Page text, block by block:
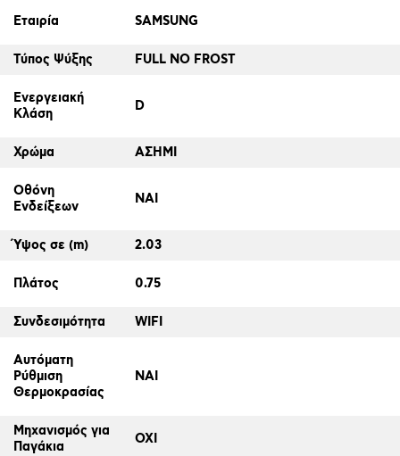
Εταιρία SAMSUNG
Τύπος Ψύξης FULL NO FROST
Ενεργειακή
Κλάση
D
Χρώμα ΑΣΗΜΙ
Οθόνη
Ενδείξεων
ΝΑΙ
Ύψος σε (m) 2.03
Πλάτος 0.75
Συνδεσιμότητα WIFI
Αυτόματη
Ρύθμιση
Θερμοκρασίας
ΝΑΙ
Μηχανισμός για
Παγάκια
ΟΧΙ